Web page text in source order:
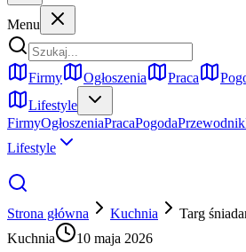
Menu
Firmy Ogłoszenia Praca
Lifestyle
FirmyOgłoszeniaPracaPogodaPrzewodnik
Lifestyle
Strona główna Kuchnia
Targ
Kuchnia
10 maja 2026